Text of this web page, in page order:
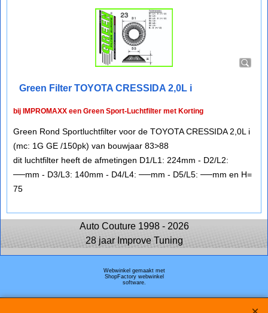
Green Filter TOYOTA CRESSIDA 2,0L i
bij IMPROMAXX een Green Sport-Luchtfilter met Korting
Green Rond Sportluchtfilter voor de TOYOTA CRESSIDA 2,0L i
(mc: 1G GE /150pk) van bouwjaar 83>88
dit luchtfilter heeft de afmetingen D1/L1: 224mm - D2/L2:
──mm - D3/L3: 140mm - D4/L4: ──mm - D5/L5: ──mm en H=
75
Auto Couture 1998 - 2026
28 jaar Improve Tuning
Webwinkel gemaakt met
ShopFactory webwinkel
software.